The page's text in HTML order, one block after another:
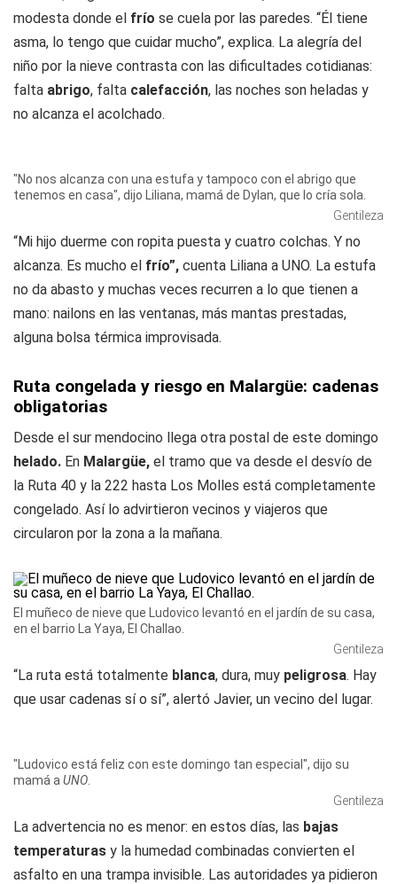
modesta donde el frío se cuela por las paredes. “Él tiene
asma, lo tengo que cuidar mucho”, explica. La alegría del
niño por la nieve contrasta con las dificultades cotidianas:
falta abrigo, falta calefacción, las noches son heladas y
no alcanza el acolchado.
"No nos alcanza con una estufa y tampoco con el abrigo que
tenemos en casa", dijo Liliana, mamá de Dylan, que lo cría sola.
Gentileza
“Mi hijo duerme con ropita puesta y cuatro colchas. Y no
alcanza. Es mucho el frío”, cuenta Liliana a UNO. La estufa
no da abasto y muchas veces recurren a lo que tienen a
mano: nailons en las ventanas, más mantas prestadas,
alguna bolsa térmica improvisada.
Ruta congelada y riesgo en Malargüe: cadenas
obligatorias
Desde el sur mendocino llega otra postal de este domingo
helado. En Malargüe, el tramo que va desde el desvío de
la Ruta 40 y la 222 hasta Los Molles está completamente
congelado. Así lo advirtieron vecinos y viajeros que
circularon por la zona a la mañana.
El muñeco de nieve que Ludovico levantó en el jardín de su casa,
en el barrio La Yaya, El Challao.
Gentileza
“La ruta está totalmente blanca, dura, muy peligrosa. Hay
que usar cadenas sí o sí”, alertó Javier, un vecino del lugar.
"Ludovico está feliz con este domingo tan especial", dijo su
mamá a UNO
Gentileza
La advertencia no es menor: en estos días, las bajas
temperaturas y la humedad combinadas convierten el
asfalto en una trampa invisible. Las autoridades ya pidieron